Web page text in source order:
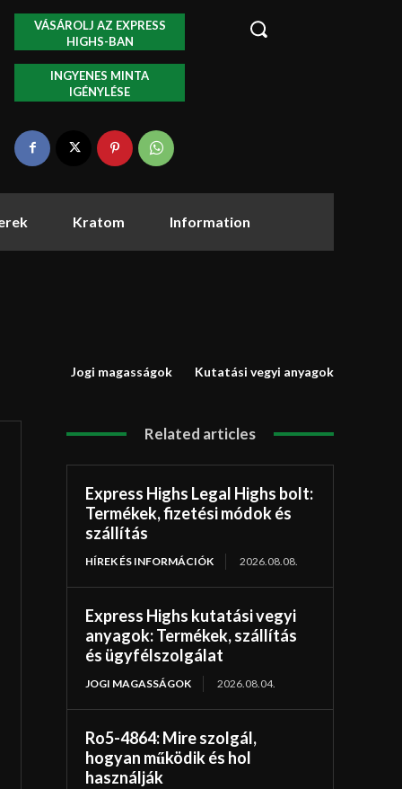
VÁSÁROLJ AZ EXPRESS
HIGHS-BAN
INGYENES MINTA
IGÉNYLÉSE
Kratom Information
Jogi magasságok Kutatási vegyi anyagok
Related articles
Express Highs Legal Highs bolt:
Termékek, fizetési módok és
szállítás
HÍREK ÉS INFORMÁCIÓK 2026.08.08.
Express Highs kutatási vegyi
anyagok: Termékek, szállítás
és ügyfélszolgálat
JOGI MAGASSÁGOK 2026.08.04.
Ro5-4864: Mire szolgál,
hogyan működik és hol
használják